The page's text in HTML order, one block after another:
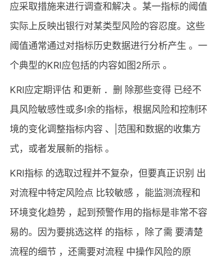
应采取措施来进行调查和解决 。某一指标的阈值
实际上反映出银行对某类型风险的容忍度。这些
阈值通常通过对指标历史数据进行分析产生 。一
个典型的KRI应包括的内容如图2所示 。
KRI应定期评估 和更新 ．删 除那些变得 已经不
具风险敏感性或多l余的指标，根据风险和控制环
境的变化调整指标内容 、|范围和数据的收集方
式，或者发展新的指标 。
KRI指标 的选取过程并不复杂，但要真正识别 出
对流程中特定风险点 比较敏感 ，能监测流程和
环境变化趋势 ，起到预警作用的指标是非常不容
易的。因为要挑选这样 的指标 ，除了需 要清楚
流程的细节 ，还需要对流程 中操作风险的原